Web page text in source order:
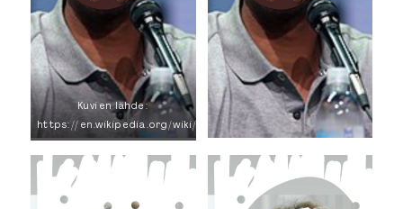
Kuvien lähde:
https://en.wikipedia.org/wiki/Will_Smith#/media/